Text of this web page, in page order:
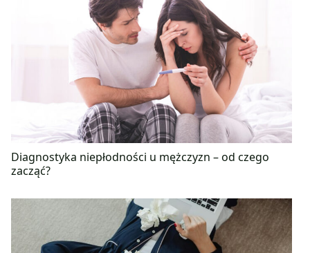
Diagnostyka niepłodności u mężczyzn – od czego
zacząć?